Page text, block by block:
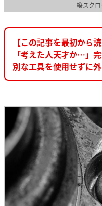
縦スク
【この記事を最初から読
「考えた人天才か…」
別な工具を使用せずに外